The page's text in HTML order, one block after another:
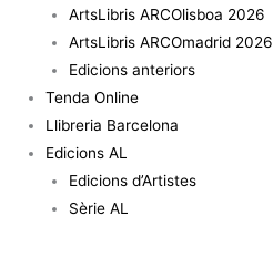
ArtsLibris ARCOlisboa 2026
ArtsLibris ARCOmadrid 2026
Edicions anteriors
Tenda Online
Llibreria Barcelona
Edicions AL
Edicions d’Artistes
Sèrie AL